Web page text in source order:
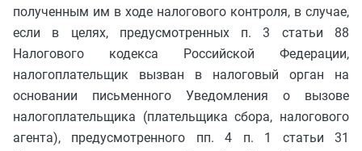
полученным им в ходе налогового контроля, в случае,
если в целях, предусмотренных п. 3 статьи 88
Налогового кодекса Российской Федерации,
налогоплательщик вызван в налоговый орган на
основании письменного Уведомления о вызове
налогоплательщика (плательщика сбора, налогового
агента), предусмотренного пп. 4 п. 1 статьи 31